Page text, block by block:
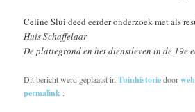
Celine Slui deed eerder onderzoek met als
Huis Schaffelaar
De plattegrond en het dienstleven in de 19e
Dit bericht werd geplaatst inTuinhistoriedoor
permalink .